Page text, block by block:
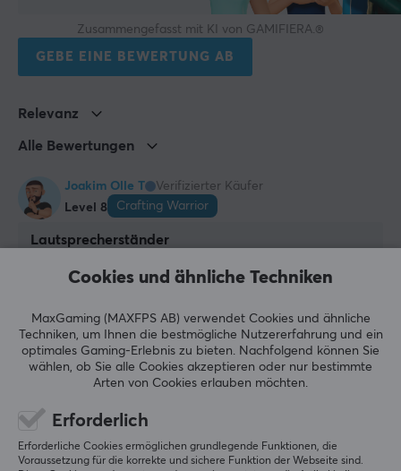
Tiefe
23 cm
Zusammengefasst mit KI von GAMIFIERA.®
GEBE EINE BEWERTUNG AB
Relevanz
Alle Bewertungen
Joakim Olle T
Verifizierter Käufer
Level 8
Crafting Warrior
Lautsprecherständer
schwerer sein, aber ich vermute, das hätte den
bei etwa 1000 SEK. Das Produkt funktioniert perfekt
mit meinen Samsung HW-Q995F
Rücklautsprechern, sehr zufrieden.
Preis, integrierter Kabelkanal, passt zu Samsung
Fuß nicht schwer
Original anzeigen
Cookies und ähnliche Techniken
MaxGaming (MAXFPS AB) verwendet Cookies und ähnliche
Techniken, um Ihnen die bestmögliche Nutzererfahrung und ein
optimales Gaming-Erlebnis zu bieten.
Nachfolgend können Sie
wählen, ob Sie alle Cookies akzeptieren oder nur bestimmte
Arten von Cookies erlauben möchten.
Erforderlich
Erforderliche Cookies ermöglichen grundlegende Funktionen, die
Voraussetzung für die korrekte und sichere Funktion der Webseite sind.